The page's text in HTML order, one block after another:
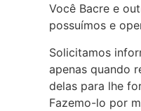
Você Bacre e
possuímos e
Solicitamos
apenas quando
delas para lhe
Fazemo-lo por